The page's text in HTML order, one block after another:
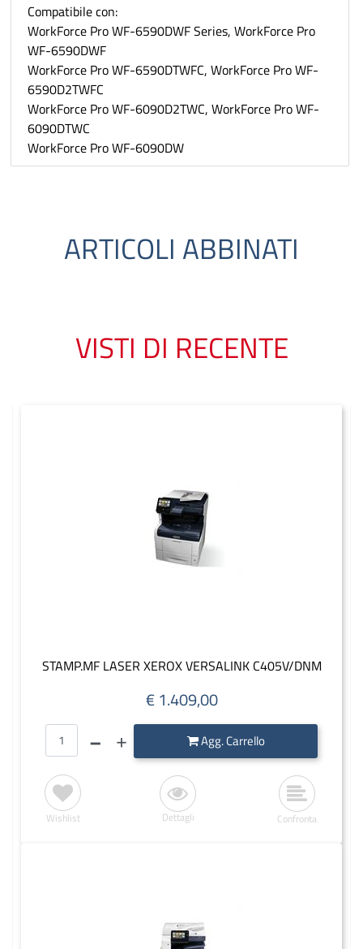
Compatibile con:
WorkForce Pro WF-6590DWF Series, WorkForce Pro
WF-6590DWF
WorkForce Pro WF-6590DTWFC, WorkForce Pro WF-
6590D2TWFC
WorkForce Pro WF-6090D2TWC, WorkForce Pro WF-
6090DTWC
WorkForce Pro WF-6090DW
ARTICOLI ABBINATI
VISTI DI RECENTE
STAMP.MF LASER XEROX VERSALINK C405V/DNM
€ 1.409,00
QuantitàAgg. Carrello
Wishlist Dettagli Confronta